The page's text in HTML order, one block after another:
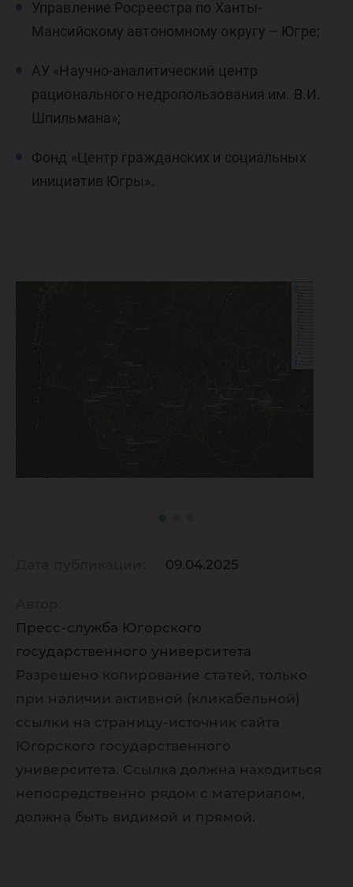
Управление Росреестра по Ханты-
Мансийскому автономному округу – Югре;
АУ «Научно-аналитический центр
рационального недропользования им. В.И.
Шпильмана»;
Фонд «Центр гражданских и социальных
инициатив Югры».
09.04.2025
Пресс-служба Югорского
государственного университета
Разрешено копирование статей, только
при наличии активной (кликабельной)
ссылки на страницу-источник сайта
Югорского государственного
университета. Ссылка должна находиться
непосредственно рядом с материалом,
должна быть видимой и прямой.